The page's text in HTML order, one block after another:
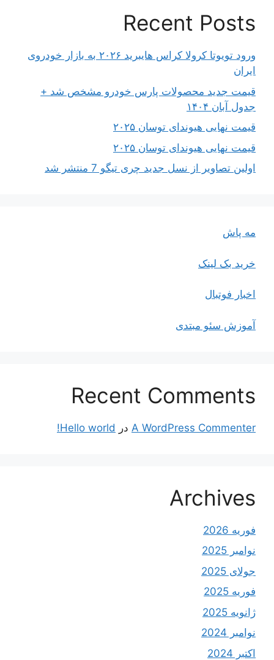
Recent Posts
ورود تویوتا کرولا کراس هایبرید ۲۰۲۶ به بازار خودروی
ایران
قیمت جدید محصولات پارس خودرو مشخص شد +
جدول آبان ۱۴۰۴
قیمت نهایی هیوندای توسان ۲۰۲۵
قیمت نهایی هیوندای توسان ۲۰۲۵
اولین تصاویر از نسل جدید چری تیگو 7 منتشر شد
مه پاش
خرید بک لینک
اخبار فوتبال
آموزش سئو مبتدی
Recent Comments
A WordPress Commenter در Hello world!
Archives
فوریه 2026
نوامبر 2025
جولای 2025
فوریه 2025
ژانویه 2025
نوامبر 2024
اکتبر 2024